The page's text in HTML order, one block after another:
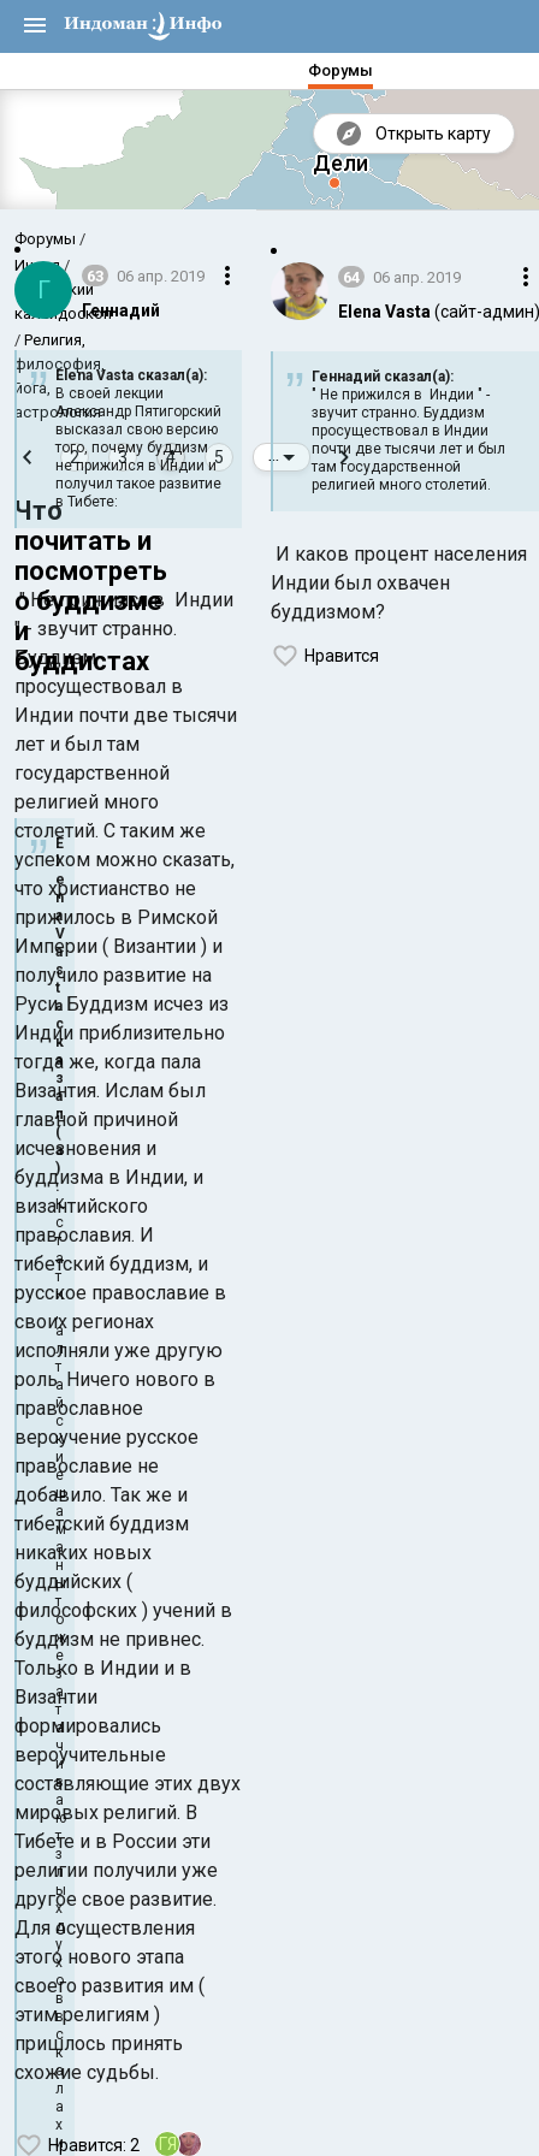
Форумы
Открыть карту
Аравийское море
Форумы
Индия
Индийский
калейдоскоп
Религия,
философия,
йога,
астрология
2 3 4 5
Что
почитать и
посмотреть
о буддизме
и
буддистах
M 61 23 мар. 2019
mifolog
E
l
e
n
a
V
a
s
t
a
с
к
а
з
а
л
(
а
)
:
К
с
т
а
т
и
,
а
л
т
а
й
с
к
и
е
ш
а
м
а
н
ы
т
о
ж
е
з
а
т
а
ч
и
в
а
ю
т
з
л
ы
х
д
у
х
о
в
в
с
к
а
л
а
х
и
Г 63 06 апр. 2019
Геннадий
Elena Vasta сказал(а):
В своей лекции
Александр Пятигорский
высказал свою версию
того, почему буддизм
не прижился в Индии и
получил такое развитие
в Тибете:
" Не прижился в Индии
" - звучит странно.
Буддизм
просуществовал в
Индии почти две тысячи
лет и был там
государственной
религией много
столетий. С таким же
успехом можно сказать,
что христианство не
прижилось в Римской
Империи ( Византии ) и
получило развитие на
Руси. Буддизм исчез из
Индии приблизительно
тогда же, когда пала
Византия. Ислам был
главной причиной
исчезновения и
буддизма в Индии, и
византийского
православия. И
тибетский буддизм, и
русское православие в
своих регионах
исполняли уже другую
роль. Ничего нового в
православное
вероучение русское
православие не
добавило. Так же и
тибетский буддизм
никаких новых
буддийских (
философских ) учений в
буддизм не привнес.
Только в Индии и в
Византии
формировались
вероучительные
составляющие этих двух
мировых религий. В
Тибете и в России эти
религии получили уже
другое свое развитие.
Для осуществления
этого нового этапа
своего развития им (
этим религиям )
пришлось принять
схожие судьбы.
Нравится: 2 ГЯ
64 06 апр. 2019
Elena Vasta (сайт-админ)
Геннадий сказал(а):
" Не прижился в Индии " -
звучит странно. Буддизм
просуществовал в Индии
почти две тысячи лет и был
там государственной
религией много столетий.
И каков процент населения
Индии был охвачен
буддизмом?
Нравится